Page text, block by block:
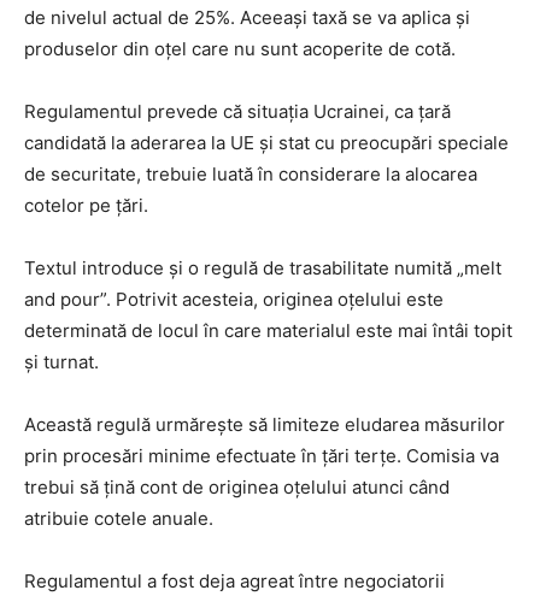
de nivelul actual de 25%. Aceeași taxă se va aplica și
produselor din oțel care nu sunt acoperite de cotă.
Regulamentul prevede că situația Ucrainei, ca țară
candidată la aderarea la UE și stat cu preocupări speciale
de securitate, trebuie luată în considerare la alocarea
cotelor pe țări.
Textul introduce și o regulă de trasabilitate numită „melt
and pour”. Potrivit acesteia, originea oțelului este
determinată de locul în care materialul este mai întâi topit
și turnat.
Această regulă urmărește să limiteze eludarea măsurilor
prin procesări minime efectuate în țări terțe. Comisia va
trebui să țină cont de originea oțelului atunci când
atribuie cotele anuale.
Regulamentul a fost deja agreat între negociatorii